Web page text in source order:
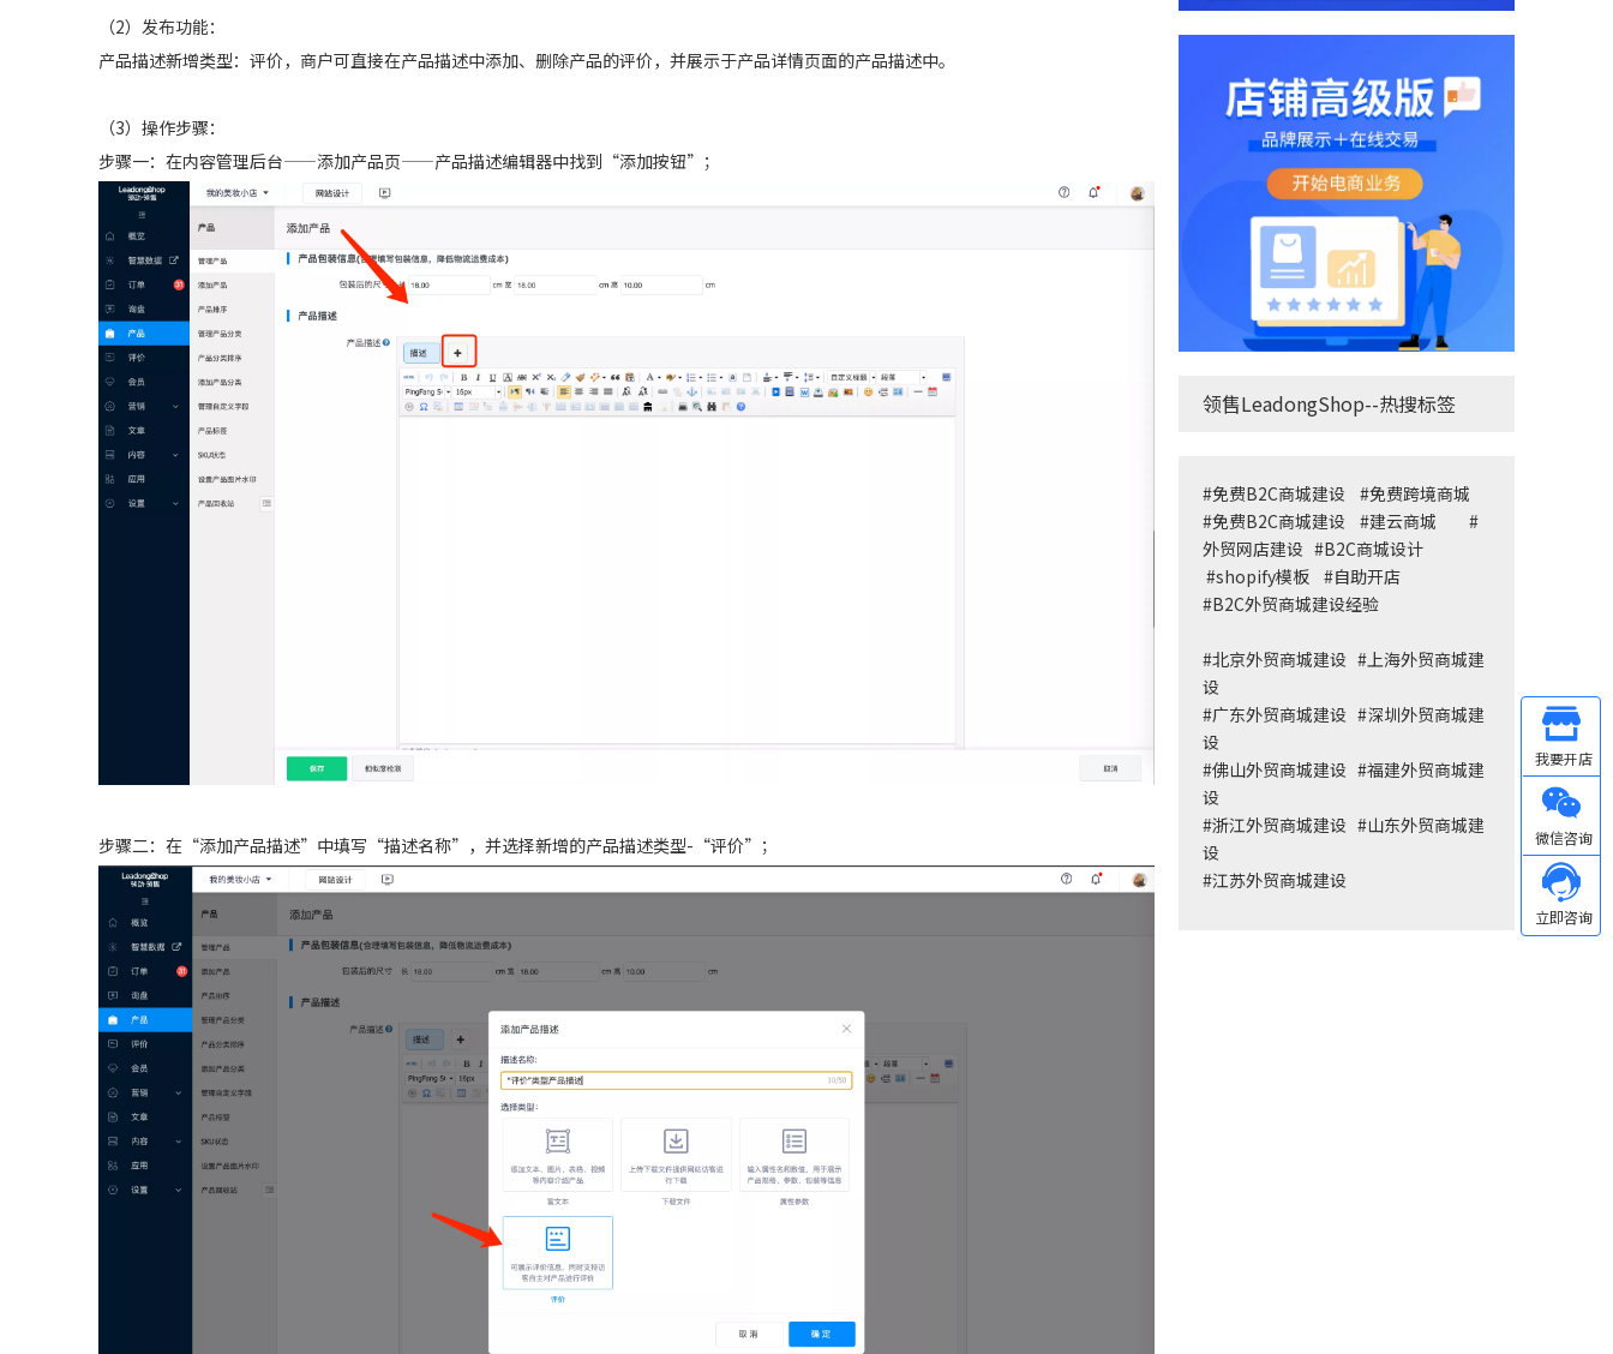
（2）发布功能：
产品描述新增类型：评价，商户可直接在产品描述中添加、删除产品的评价，并展示于产品详情页面的产品描述中。
（3）操作步骤：
步骤一：在内容管理后台——添加产品页——产品描述编辑器中找到“添加按钮”；
步骤二：在“添加产品描述”中填写“描述名称”，并选择新增的产品描述类型-“评价”；
领售LeadongShop--热搜标签
#免费B2C商城建设 #免费跨境商城
#免费B2C商城建设 #建云商城 #
外贸网店建设 #B2C商城设计
#shopify模板 #自助开店
#B2C外贸商城建设经验
#北京外贸商城建设 # 上海外贸商城建
设
#广东外贸商城建设 #深圳外贸商城建
设
#佛山外贸商城建设 #福建外贸商城建
设
#浙江外贸商城建设 #山东外贸商城建
设
#江苏外贸商城建设
Other
微信